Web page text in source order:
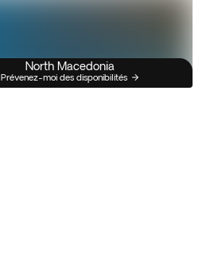
North Macedonia
Prévenez-moi des disponibilités